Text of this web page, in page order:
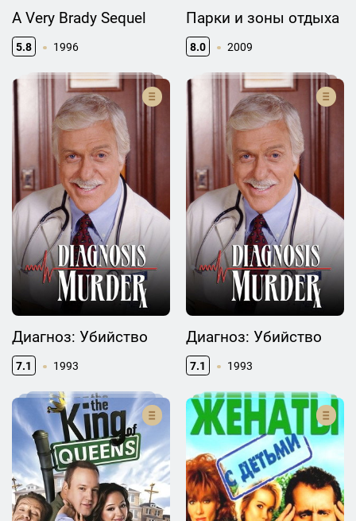
A Very Brady Sequel
5.8 1996
Парки и зоны отдыха
8.0 2009
Диагноз: Убийство
7.1 1993
Диагноз: Убийство
7.1 1993